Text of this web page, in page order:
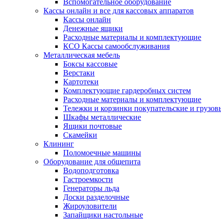
Вспомогательное оборудование
Кассы онлайн и все для кассовых аппаратов
Кассы онлайн
Денежные ящики
Расходные материалы и комплектующие
КСО Кассы самообслуживания
Металлическая мебель
Боксы кассовые
Верстаки
Картотеки
Комплектующие гардеробных систем
Расходные материалы и комплектующие
Тележки и корзинки покупательские и
Шкафы металлические
Ящики почтовые
Скамейки
Клининг
Поломоечные машины
Оборудование для общепита
Водоподготовка
Гастроемкости
Генераторы льда
Доски разделочные
Жироуловители
Запайщики настольные